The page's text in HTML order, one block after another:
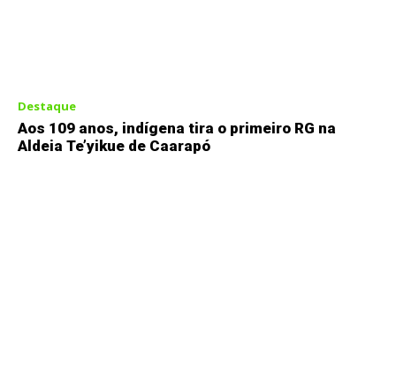
Destaque
Aos 109 anos, indígena tira o primeiro RG na
Aldeia Te’yikue de Caarapó